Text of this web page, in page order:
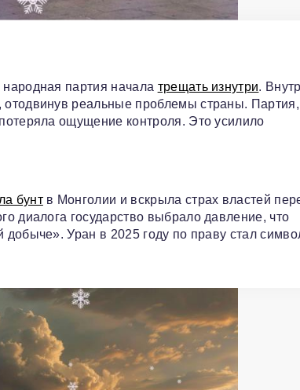
партия начала трещать изнутри.
реальные проблемы страны. Партия,
ощущение контроля. Это усилило
бунтв Монголии и вскрыла страх властей
диалога государство выбрало давление, что
Уран в 2025 году по праву стал